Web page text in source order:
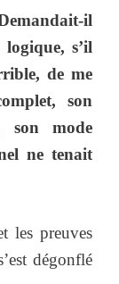
il
s’il
de me
son
son mode
ne tenait
les preuves
dégonflé